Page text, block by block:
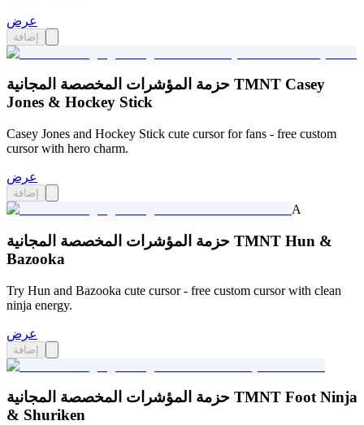
عرض
إضافة
حزمة المؤشرات المخصصة المجانية TMNT Casey
Jones & Hockey Stick
Casey Jones and Hockey Stick cute cursor for fans - free custom
cursor with hero charm.
عرض
إضافة
A
حزمة المؤشرات المخصصة المجانية TMNT Hun &
Bazooka
Try Hun and Bazooka cute cursor - free custom cursor with clean
ninja energy.
عرض
إضافة
حزمة المؤشرات المخصصة المجانية TMNT Foot Ninja
& Shuriken